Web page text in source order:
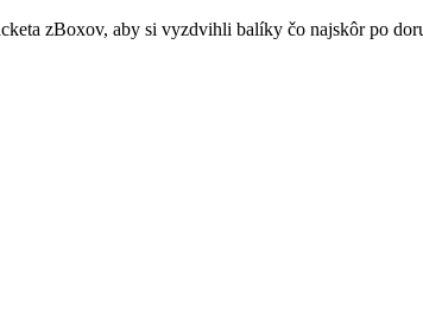
zBoxov, aby si vyzdvihli balíky čo najskôr po